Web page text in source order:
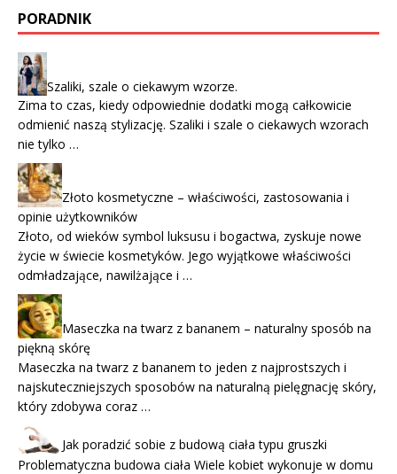
PORADNIK
Szaliki, szale o ciekawym wzorze.
Zima to czas, kiedy odpowiednie dodatki mogą całkowicie
odmienić naszą stylizację. Szaliki i szale o ciekawych wzorach
nie tylko …
Złoto kosmetyczne – właściwości, zastosowania i
opinie użytkowników
Złoto, od wieków symbol luksusu i bogactwa, zyskuje nowe
życie w świecie kosmetyków. Jego wyjątkowe właściwości
odmładzające, nawilżające i …
Maseczka na twarz z bananem – naturalny sposób na
piękną skórę
Maseczka na twarz z bananem to jeden z najprostszych i
najskuteczniejszych sposobów na naturalną pielęgnację skóry,
który zdobywa coraz …
Jak poradzić sobie z budową ciała typu gruszki
Problematyczna budowa ciała Wiele kobiet wykonuje w domu